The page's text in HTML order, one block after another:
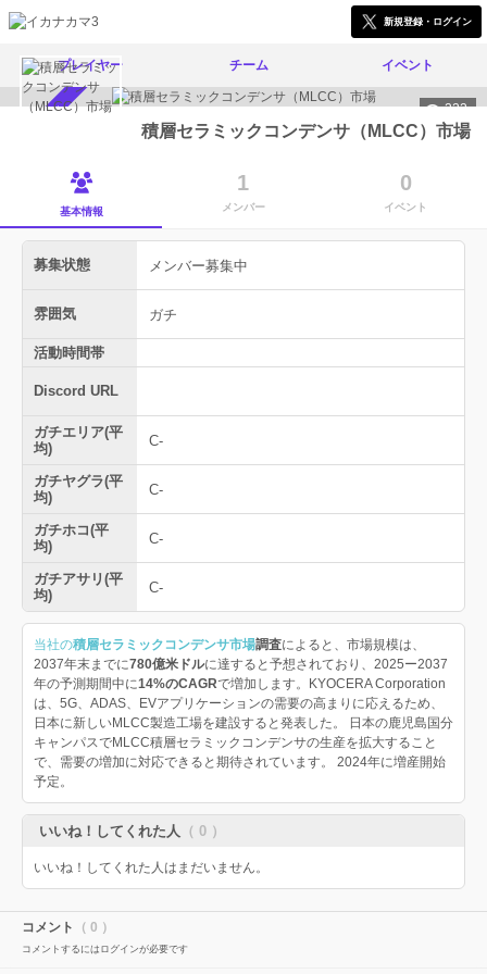
新規登録・ログイン
プレイヤー チーム イベント
メンバー募集中 222
積層セラミックコンデンサ（MLCC）市場
基本情報
1
メンバー
0
イベント
募集状態 メンバー募集中
雰囲気 ガチ
活動時間帯
Discord URL
ガチエリア(平
均)
C-
ガチヤグラ(平
均)
C-
ガチホコ(平
均)
C-
ガチアサリ(平
均)
C-
当社の積層セラミックコンデンサ市場調査によると、市場規模は、
2037年末までに780億米ドルに達すると予想されており、2025ー2037
年の予測期間中に14%のCAGRで増加します。KYOCERA Corporation
は、5G、ADAS、EVアプリケーションの需要の高まりに応えるため、
日本に新しいMLCC製造工場を建設すると発表した。 日本の鹿児島国分
キャンパスでMLCC積層セラミックコンデンサの生産を拡大すること
で、需要の増加に対応できると期待されています。 2024年に増産開始
予定。
いいね！してくれた人 （ 0 ）
いいね！してくれた人はまだいません。
コメント （ 0 ）
コメントするにはログインが必要です